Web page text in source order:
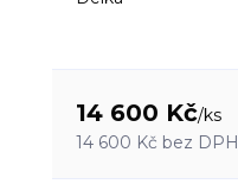
14 600 Kč/ks
14 600 Kč bez DPH